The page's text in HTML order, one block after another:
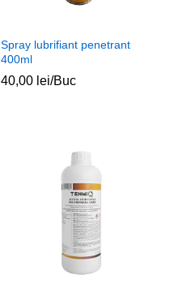
Spray lubrifiant penetrant
400ml
40,00 lei/Buc